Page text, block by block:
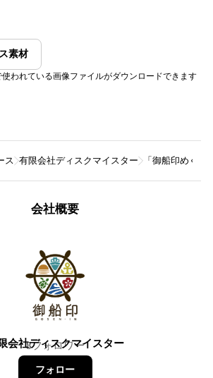
素材
われている画像ファイルがダウンロードできます
ス 有限会社ディスクマイスター 「御船印めぐ
会社概要
会社ディスクマイスター
8フォロワー
フォロー